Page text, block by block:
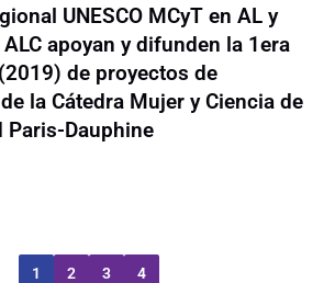
UNESCO MCyT en AL y
ALC apoyan y difunden la 1era
de proyectos de
la Cátedra Mujer y Ciencia de
Paris-Dauphine
1 2 3 4